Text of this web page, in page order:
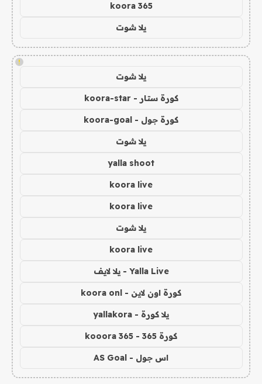
koora 365
يلا شوت
!
يلا شوت
كورة ستار - koora-star
كورة جول - koora-goal
يلا شوت
yalla shoot
koora live
koora live
يلا شوت
koora live
Yalla Live - يلا لايف
كورة اون لاين - koora onl
يلا كورة - yallakora
كورة 365 - kooora 365
اس جول - AS Goal